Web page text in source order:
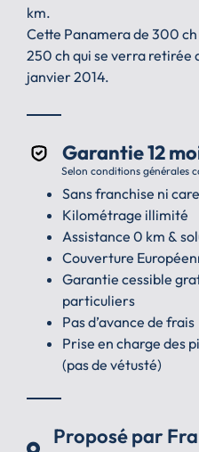
km.
Cette Panamera de 300
250 ch qui se verra retirée
janvier 2014.
Garantie 12
Selon conditions générales
Sans franchise ni
Kilométrage illimité
Assistance 0 km &
Couverture
Garantie cessible
particuliers
Pas d’avance de frais
Prise en charge des
(pas de vétusté)
Proposé par